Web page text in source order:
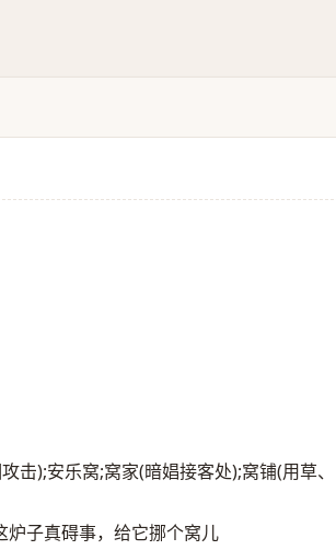
);安乐窝;窝家(暗娼接客处);窝铺(用草、
子真碍事，给它挪个窝儿